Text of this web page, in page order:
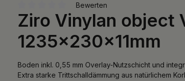
Durchschnittliche Bewertung von 0 von 5 Sternen
Bewerten
Ziro Vinylan object
1235x230x11mm
Boden inkl. 0,55 mm Overlay-Nutzschicht und
Extra starke Trittschalldämmung aus natürlichem